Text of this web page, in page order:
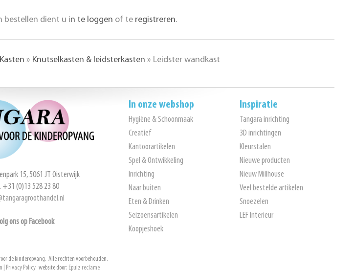
bestellen dient u in te loggen of te registreren.
Kasten » Knutselkasten & leidsterkasten » Leidster wandkast
15, 5061 JT Oisterwijk
+31 (0)13 528 23 80
ons op Facebook
In onze webshop
Hygiëne & Schoonmaak
Creatief
Kantoorartikelen
Spel & Ontwikkeling
Inrichting
Naar buiten
Eten & Drinken
Seizoensartikelen
Koopjeshoek
Inspiratie
Tangara inrichting
3D inrichtingen
Kleurstalen
Nieuwe producten
Nieuw Millhouse
Veel bestelde artikelen
Snoezelen
LEF Interieur
de kinderopvang. Alle rechten voorbehouden.
Privacy Policy website door: Epulz reclame